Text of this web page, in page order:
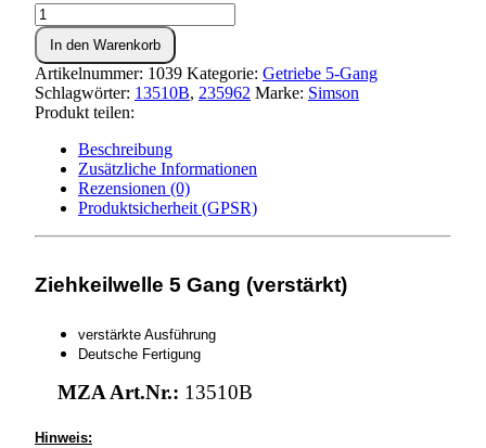
Ziehkeilwelle
5-
Gang
(verstärkt)
Menge
In den Warenkorb
Artikelnummer: 1039 Kategorie: Getriebe 5-Gang
Schlagwörter: 13510B, 235962 Marke: Simson
Produkt teilen:
Beschreibung
Zusätzliche Informationen
Rezensionen (0)
Produktsicherheit (GPSR)
Ziehkeilwelle 5 Gang (verstärkt)
verstärkte Ausführung
Deutsche Fertigung
MZA Art.Nr.: 13510B
Hinweis: